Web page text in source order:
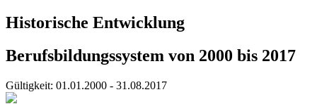
Historische Entwicklung
Berufsbildungssystem von 2000 bis 2017
Gültigkeit: 01.01.2000 - 31.08.2017